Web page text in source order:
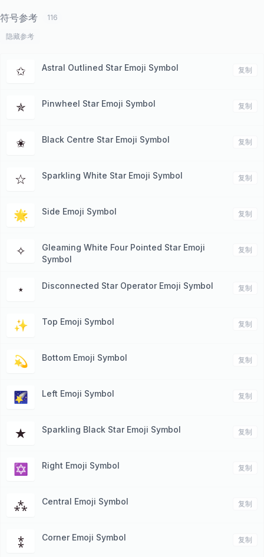
符号参考 116
隐藏参考
✩ Astral Outlined Star Emoji Symbol 复制
✯ Pinwheel Star Emoji Symbol 复制
✬ Black Centre Star Emoji Symbol 复制
☆ Sparkling White Star Emoji Symbol 复制
🌟 Side Emoji Symbol 复制
✧
Gleaming White Four Pointed Star Emoji
Symbol
复制
⋆ Disconnected Star Operator Emoji Symbol 复制
✨ Top Emoji Symbol 复制
💫 Bottom Emoji Symbol 复制
🌠 Left Emoji Symbol 复制
★ Sparkling Black Star Emoji Symbol 复制
✡ Right Emoji Symbol 复制
⁂ Central Emoji Symbol 复制
⁑ Corner Emoji Symbol 复制